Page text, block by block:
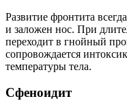
Развитие фронтита
и заложен нос. При
переходит в гнойный
сопровождается
температуры тела.
Сфеноидит